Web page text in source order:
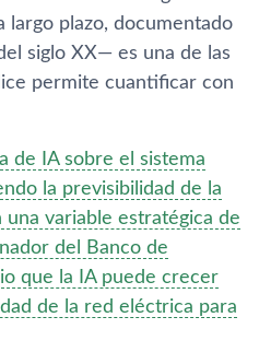
plazo, documentado
siglo XX— es una de las
permite cuantificar con
de IA sobre el sistema
la previsibilidad de la
variable estratégica de
del Banco de
que la IA puede crecer
de la red eléctrica para